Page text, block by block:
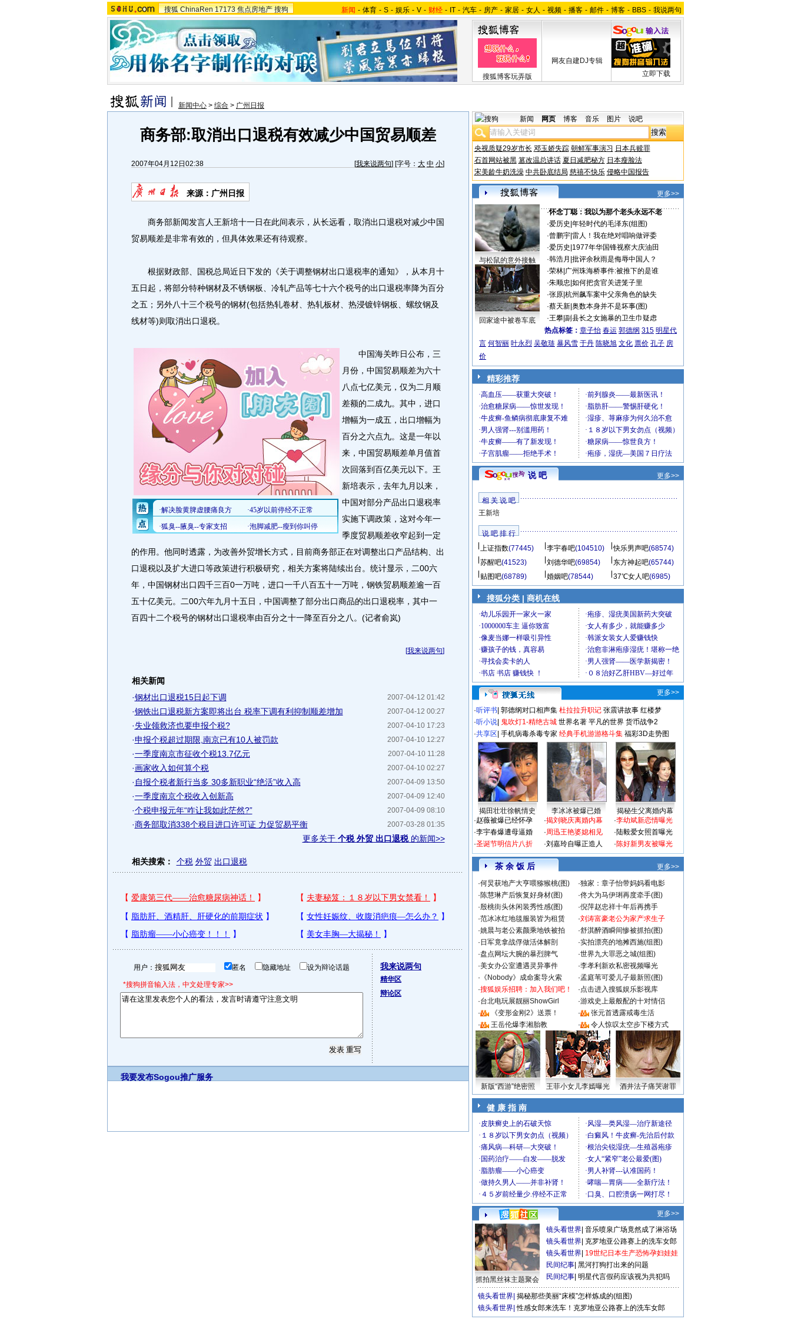
搜狐 ChinaRen 17173 焦点房地产 搜狗 新闻 - 体育 - S - 娱乐 - V - 财经 - IT - 汽车 - 房产 - 家居 - 女人 - 视频 - 播客 - 邮件 - 博客 - BBS - 我说两句
搜狐博客玩弄版
网友自建DJ专辑
立即下载
新闻中心 > 综合 > 广州日报
商务部:取消出口退税有效减少中国贸易顺差
2007年04月12日02:38 [我来说两句] [字号： 大 中 小]
来源：广州日报
商务部新闻发言人王新培十一日在此间表示，从长远看，取消出口退税对减少中国
贸易顺差是非常有效的，但具体效果还有待观察。
根据财政部、国税总局近日下发的《关于调整钢材出口退税率的通知》，从本月十
五日起，将部分特种钢材及不锈钢板、冷轧产品等七十六个税号的出口退税率降为百分
之五；另外八十三个税号的钢材(包括热轧卷材、热轧板材、热浸镀锌钢板、螺纹钢及
线材等)则取消出口退税。
中国海关昨日公布，三
月份，中国贸易顺差为六十
八点七亿美元，仅为二月顺
差额的二成九。其中，进口
增幅为一成五，出口增幅为
百分之六点九。这是一年以
来，中国贸易顺差单月值首
次回落到百亿美元以下。王
新培表示，去年九月以来，
中国对部分产品出口退税率
实施下调政策，这对今年一
季度贸易顺差收窄起到一定
的作用。他同时透露，为改善外贸增长方式，目前商务部正在对调整出口产品结构、出
口退税以及扩大进口等政策进行积极研究，相关方案将陆续出台。统计显示，二00六
年，中国钢材出口四千三百0一万吨，进口一千八百五十一万吨，钢铁贸易顺差逾一百
五十亿美元。二00六年九月十五日，中国调整了部分出口商品的出口退税率，其中一
百四十二个税号的钢材出口退税率由百分之十一降至百分之八。(记者俞岚)
[我来说两句]
相关新闻
2007-04-12 01:42
·钢材出口退税15日起下调
2007-04-12 00:27
·钢铁出口退税新方案即将出台 税率下调有利抑制顺差增加
2007-04-10 17:23
·失业领救济也要申报个税?
2007-04-10 12:27
·申报个税超过期限,南京已有10人被罚款
2007-04-10 11:28
·一季度南京市征收个税13.7亿元
2007-04-10 02:27
·画家收入如何算个税
2007-04-09 13:50
· 自报个税者新行当多 30多新职业“绝活”收入高
2007-04-09 12:40
·一季度南京个税收入创新高
2007-04-09 08:10
·个税申报元年“咋让我如此茫然?”
2007-03-28 01:35
·商务部取消338个税目进口许可证 力促贸易平衡
更多关于 个税 外贸 出口退税的新闻>>
相关搜索： 个税 外贸 出口退税
用户： 匿名 隐藏地址 设为辩论话题
*搜狗拼音输入法，中文处理专家>>
我来说两句
精华区
辩论区
我要发布Sogou推广服务
新闻 网页 博客 音乐 图片 说吧
央视质疑29岁市长 邓玉娇失踪 朝鲜军事演习 日本兵赎罪
石首网站被黑 篡改温总讲话 夏日减肥秘方 日本瘦脸法
宋美龄牛奶洗澡 中共卧底结局 慈禧不快乐 侵略中国报告
更多>>
与松鼠的意外接触
回家途中被卷车底
·怀念丁聪：我以为那个老头永远不老
·爱历史 年轻时代的毛泽东(组图)
·曾鹏宇| 雷人！我在绝对唱响做评委
·爱历史 1977年华国锋视察大庆油田
·韩浩月 批评余秋雨是侮辱中国人？
·荣林| 广州珠海桥事件:被推下的是谁
·朱顺忠 如何把贪官关进笼子里
·张原| 杭州飙车案中父亲角色的缺失
·蔡天新| 奥数本身并不是坏事(图)
·王攀| 副县长之女施暴的卫生巾疑虑
热点标签： 章子怡 春运 郭德纲 315 明星代
言 何智丽 叶永烈 吴敬琏 暴风雪 于丹 陈晓旭 文化 票价 孔子 房
价
精彩推荐
说 吧 更多>>
相 关 说 吧
王新培
说 吧 排 行
上证指数(77445) 李宇春吧(104510) 快乐男声吧(68574)
苏醒吧(41523) 刘德华吧(69854) 东方神起吧(65744)
贴图吧(68789) 婚姻吧(78544) 37℃女人吧(6985)
搜狐分类 | 商机在线
更多>>
·听评书 郭德纲对口相声集 杜拉拉升职记 张震讲故事 红楼梦
·听小说 鬼吹灯1-精绝古城 世界名著 平凡的世界 货币战争2
·共享区 手机病毒杀毒专家 经典手机游游格斗集 福彩3D走势图
揭田壮壮徐帆情史 李冰冰被爆已婚
揭秘生父离婚内幕
·赵薇被爆已经怀孕
·李宇春爆遭母逼婚
·圣诞节明信片八折
·揭刘晓庆离婚内幕
·周迅王艳婆媳相见
·刘嘉玲自曝正造人
·李幼斌新恋情曝光
·陆毅爱女照首曝光
·陈好新男友被曝光
茶 余 饭 后
更多>>
·何炅获地产大亨喂猕猴桃(图) ·独家：章子怡带妈妈看电影
·陈慧琳产后恢复好身材(图) ·佟大为马伊琍再度牵手(图)
·殷桃街头休闲装秀性感(图) ·倪萍赵忠祥十年后再携手
·范冰冰红地毯服装皆为租赁 ·刘涛富豪老公为家产求生子
·姚晨与老公素颜乘地铁被拍 ·舒淇醉酒瞬间惨被抓拍(图)
· 日军竟拿战俘做活体解剖 ·实拍漂亮的地摊西施(组图)
·盘点网坛大腕的暴烈脾气 ·世界九大罪恶之城(组图)
·美女办公室遭遇灵异事件 ·李孝利新欢私密视频曝光
· 《Nobody》成命案导火索 ·孟庭苇可爱儿子最新照(图)
·搜狐娱乐招聘：加入我们吧！ ·点击进入搜狐娱乐影视库
·台北电玩展靓丽ShowGirl ·游戏史上最般配的十对情侣
·
《变形金刚2》送票！ ·
张元首透露戒毒生活
·
王岳伦爆李湘胎教 · 令人惊叹太空步下楼方式
新版“西游”绝密照 王菲小女儿李嫣曝光 酒井法子痛哭谢罪
健 康 指 南
更多>>
抓拍黑丝袜主题聚会
镜头看世界 音乐喷泉广场竟然成了淋浴场
镜头看世界 克罗地亚公路赛上的洗车女郎
镜头看世界 19世纪日本生产恐怖孕妇娃娃
民间纪事 黑河打狗打出来的问题
民间纪事 明星代言假药应该视为共犯吗
镜头看世界 揭秘那些美丽“床模”怎样炼成的(组图)
镜头看世界 性感女郎来洗车！克罗地亚公路赛上的洗车女郎